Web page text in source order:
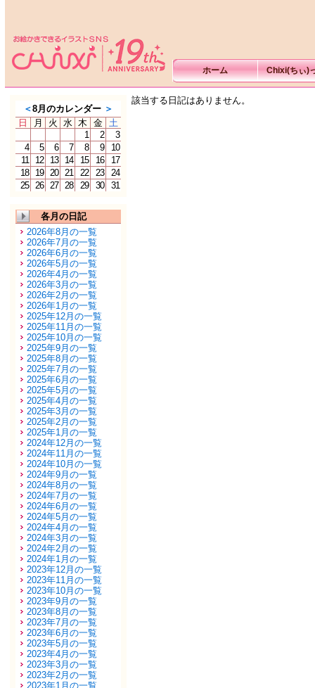
ホーム Chixi(ちぃ)
＜8月のカレンダー ＞
日
月 火 水 木 金 土
1
2
3
4
5 6 7 8 9
10
11
12 13 14 15 16
17
18
19 20 21 22 23
24
25 26 27 28 29 30 31
各月の日記
2026年8月の一覧
2026年7月の一覧
2026年6月の一覧
2026年5月の一覧
2026年4月の一覧
2026年3月の一覧
2026年2月の一覧
2026年1月の一覧
2025年12月の一覧
2025年11月の一覧
2025年10月の一覧
2025年9月の一覧
2025年8月の一覧
2025年7月の一覧
2025年6月の一覧
2025年5月の一覧
2025年4月の一覧
2025年3月の一覧
2025年2月の一覧
2025年1月の一覧
2024年12月の一覧
2024年11月の一覧
2024年10月の一覧
2024年9月の一覧
2024年8月の一覧
2024年7月の一覧
2024年6月の一覧
2024年5月の一覧
2024年4月の一覧
2024年3月の一覧
2024年2月の一覧
2024年1月の一覧
2023年12月の一覧
2023年11月の一覧
2023年10月の一覧
2023年9月の一覧
2023年8月の一覧
2023年7月の一覧
2023年6月の一覧
2023年5月の一覧
2023年4月の一覧
2023年3月の一覧
2023年2月の一覧
2023年1月の一覧
該当する日記はありません。